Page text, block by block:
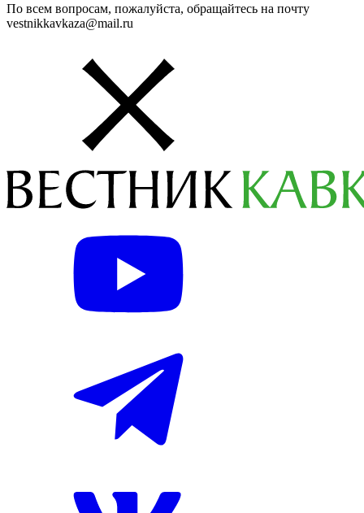
По всем вопросам, пожалуйста, обращайтесь на почту
vestnikkavkaza@mail.ru